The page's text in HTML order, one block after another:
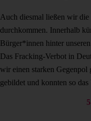
Auch diesmal ließen wir
durchkommen. Innerhalb
Bürger*innen hinter
Das Fracking-Verbot in
wir einen starken Gegenpol
gebildet und konnten so